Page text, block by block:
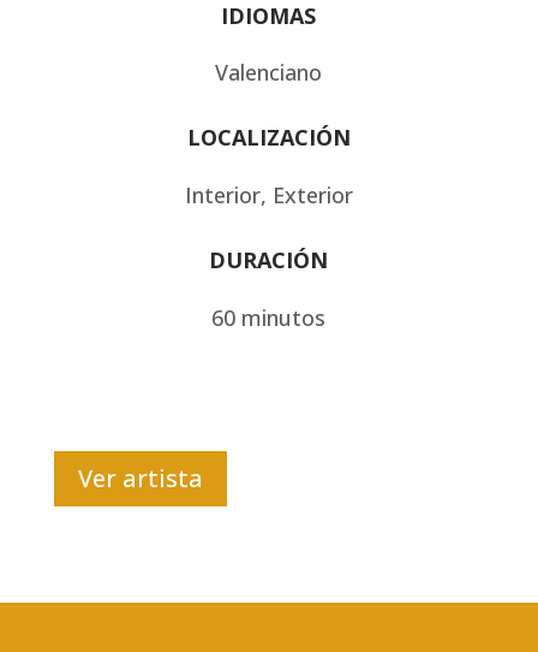
IDIOMAS
Valenciano
LOCALIZACIÓN
Interior, Exterior
DURACIÓN
60 minutos
Ver artista